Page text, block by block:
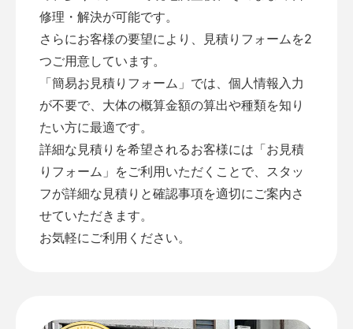
修理・解決が可能です。
さらにお客様の要望により、見積りフォームを2
つご用意しています。
「簡易お見積りフォーム 」では、個人情報入力
が不要で、大体の概算金額の算出や種類を知り
たい方に最適です。
詳細な見積りを希望されるお客様には「お見積
りフォーム 」をご利用いただくことで、スタッ
フが詳細な見積りと確認事項を適切にご案内さ
せていただきます。
お気軽にご利用ください。